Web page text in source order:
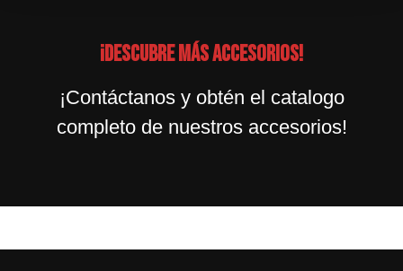
¡Descubre más accesorios!
¡Contáctanos y obtén el catalogo
completo de nuestros accesorios!